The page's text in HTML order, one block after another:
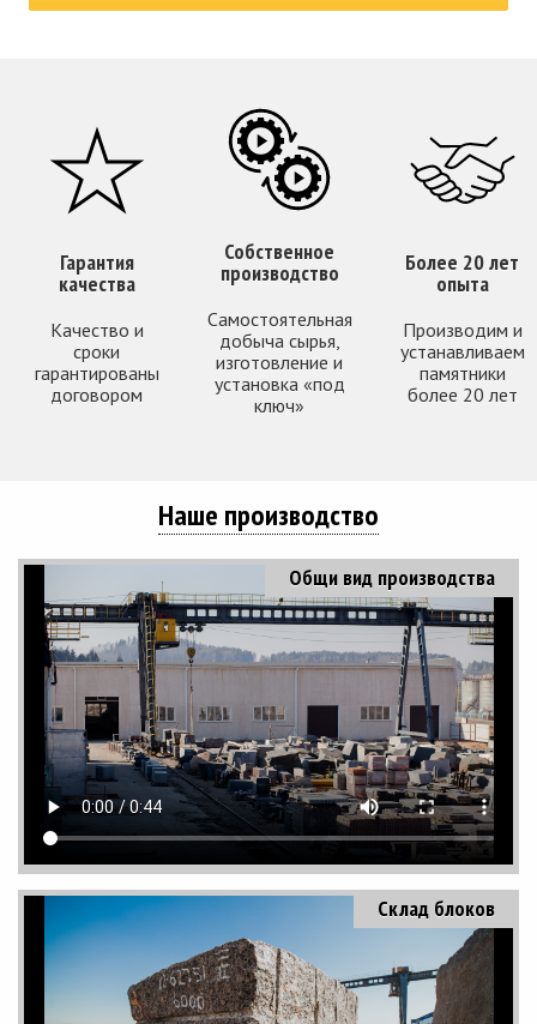
Гарантия
качества
Качество и
сроки
гарантированы
договором
Собственное
производство
Самостоятельная
добыча сырья,
изготовление и
установка «под
ключ»
Более 20 лет
опыта
Производим и
устанавливаем
памятники
более 20 лет
Наше производство
Общи вид производства
Склад блоков